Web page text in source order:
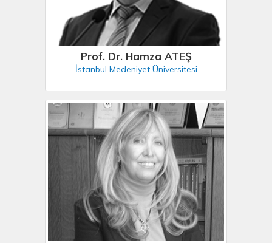
Prof. Dr. Hamza ATEŞ
İstanbul Medeniyet Üniversitesi